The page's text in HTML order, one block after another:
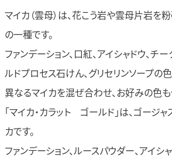
マイカ（雲母）は、花こう岩や雲母片岩を
の一種です。
ファンデーション、口紅、アイシャドウ、チ
ルドプロセス石けん、グリセリンソープの
異なるマイカを混ぜ合わせ、お好みの色も
「マイカ・カラット ゴールド」は、ゴージ
カです。
ファンデーション、ルースパウダー、アイ